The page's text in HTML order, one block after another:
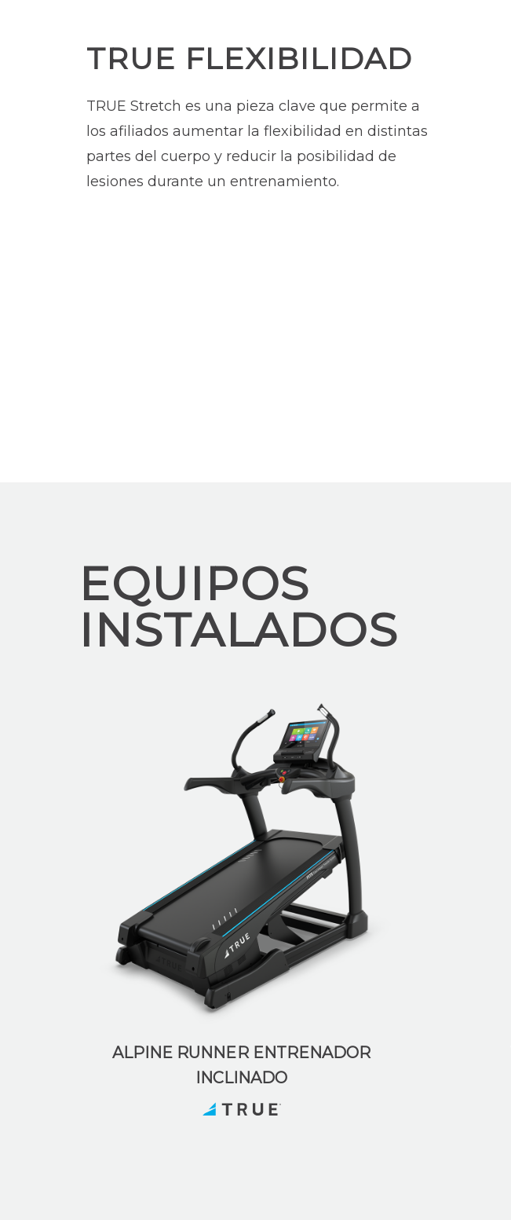
TRUE FLEXIBILIDAD
TRUE Stretch es una pieza clave que permite a
los afiliados aumentar la flexibilidad en distintas
partes del cuerpo y reducir la posibilidad de
lesiones durante un entrenamiento.
EQUIPOS
INSTALADOS
ALPINE RUNNER ENTRENADOR
INCLINADO